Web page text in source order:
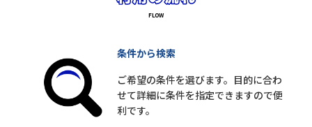
条件から検索
ご希望の条件を選びます。目的に合わ
せて詳細に条件を指定できますので便
利です。